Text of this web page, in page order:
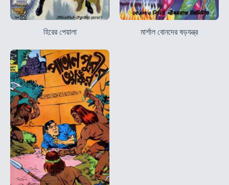
হিরের পেয়ালা মার্শাল বোনদের ষড়যন্ত্র